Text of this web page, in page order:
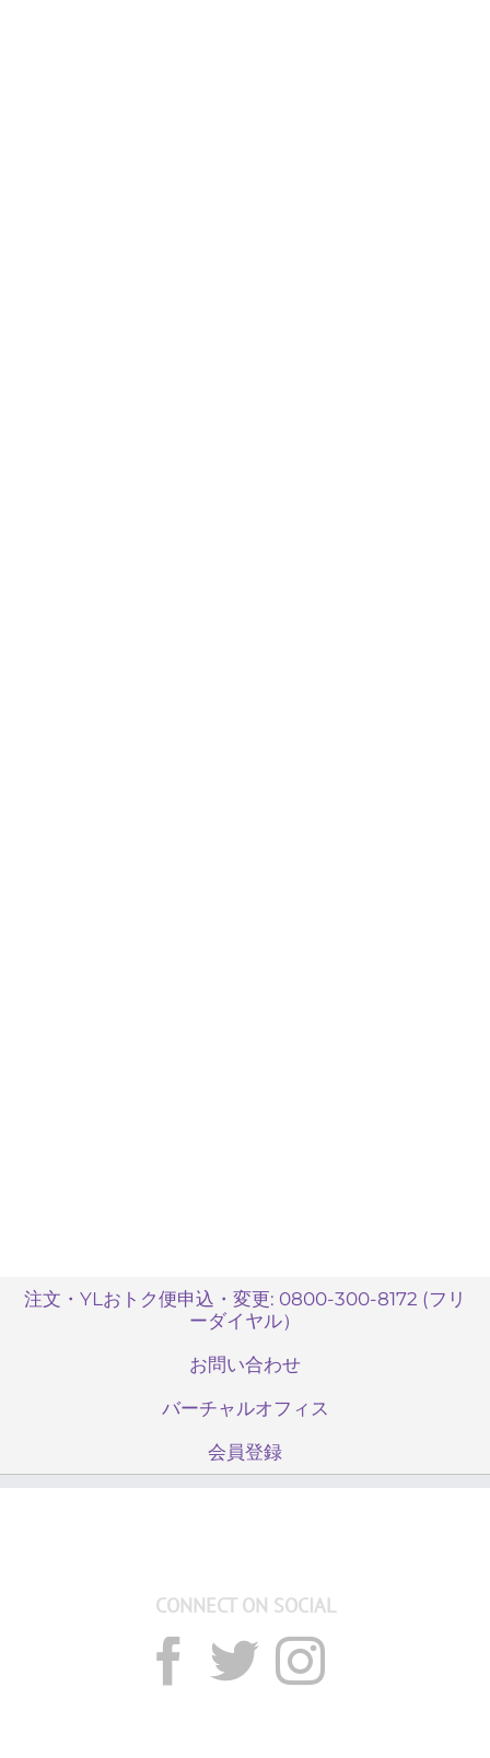
注文・YLおトク便申込・変更: 0800-300-8172 (フリ
ーダイヤル）
お問い合わせ
バーチャルオフィス
会員登録
CONNECT ON SOCIAL